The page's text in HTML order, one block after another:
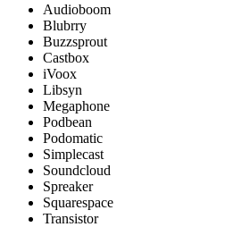
Audioboom
Blubrry
Buzzsprout
Castbox
iVoox
Libsyn
Megaphone
Podbean
Podomatic
Simplecast
Soundcloud
Spreaker
Squarespace
Transistor